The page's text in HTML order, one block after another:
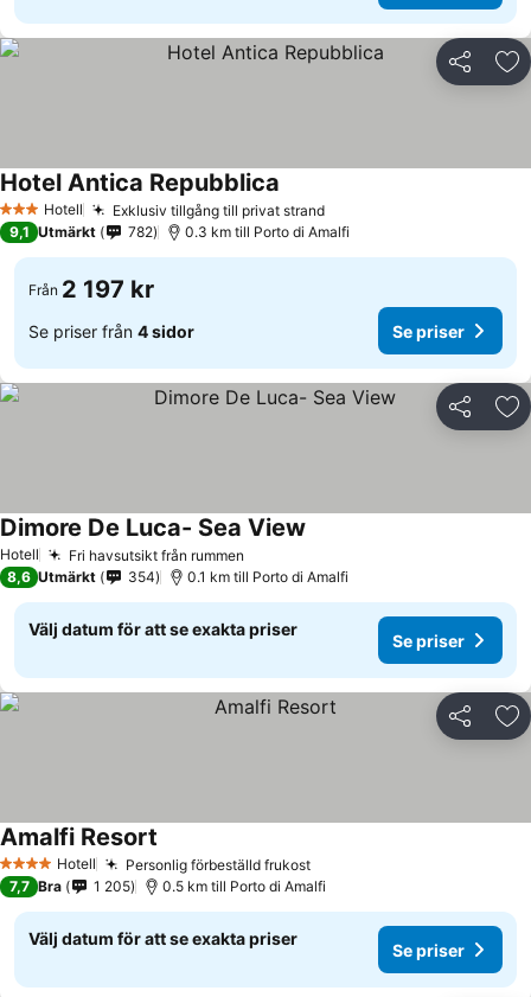
Dela
3 StjärnorHotell Exklusiv tillgång till privat strand
Hotel Antica Repubblica
9,1 Utmärkt 782 0.3 km till Porto di Amalfi
Från 2 197 kr
Se priser från 4 sidor Se priser
Dela
Hotell Fri havsutsikt från rummen
Dimore De Luca- Sea View
8,6 Utmärkt 354 0.1 km till Porto di Amalfi
Välj datum för att se exakta priser
Se priser
Dela
4 StjärnorHotell Personlig förbeställd frukost
Amalfi Resort
7,7 Bra 1 205 0.5 km till Porto di Amalfi
Välj datum för att se exakta priser
Se priser